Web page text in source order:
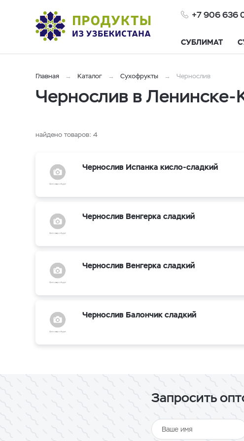
+7 906 636
СУБЛИМАТ
Главная Каталог Сухофрукты Чернослив
Чернослив в Ленинске-
найдено товаров: 4
Чернослив Испанка кисло-сладкий
Чернослив Венгерка сладкий
Чернослив Венгерка сладкий
Чернослив Балончик сладкий
Запросить